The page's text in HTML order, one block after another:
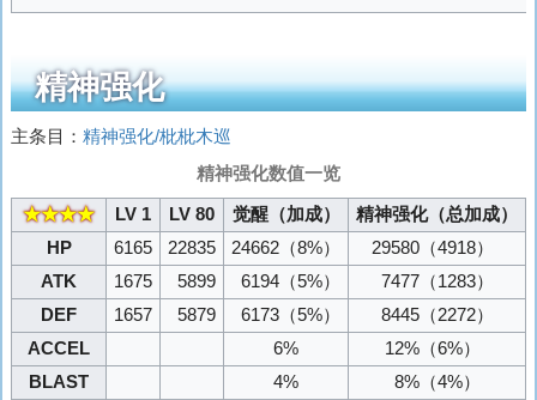
精神强化
主条目： 精神强化/枇枇木巡
精神强化数值一览
★★★★ LV 1 LV 80 觉醒（加成）
精神强化（总加成）
HP
6165 22835 24662 （8%） 29580 （4918）
ATK
1675 5899 6194 （5%） 7477 （1283）
DEF
1657 5879 6173 （5%） 8445 （2272）
ACCEL
6% 12% （6%）
BLAST
4% 8% （4%）